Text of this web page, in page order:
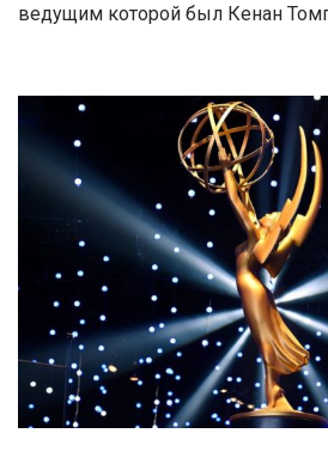
ведущим которой был Кенан